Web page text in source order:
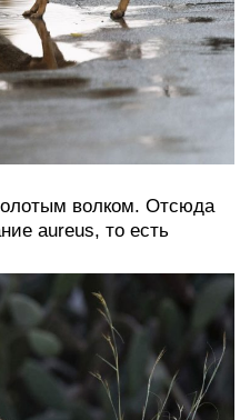
волком. Отсюда
aureus, то есть